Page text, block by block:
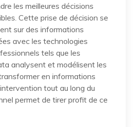
les meilleures décisions
Cette prise de décision se
sur des informations
avec les technologies
tels que les
analysent et modélisent les
en informations
tout au long du
permet de tirer profit de ce